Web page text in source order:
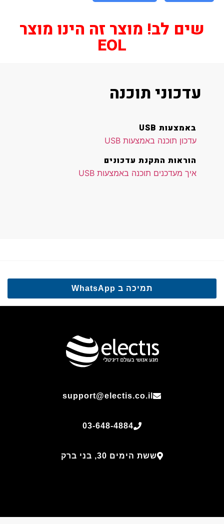
שים לב! מוצר זה הינו מוצר
EOL
עדכוני תוכנה
באמצעות USB
עדכון תוכנה באמצעות USB
הוראות התקנת עדכונים
איך מעדכנים תוכנה באמצעות USB
תמיכה ב WhatsApp
support@electis.co.il
03-648-4884
ששת הימים 30, בני ברק